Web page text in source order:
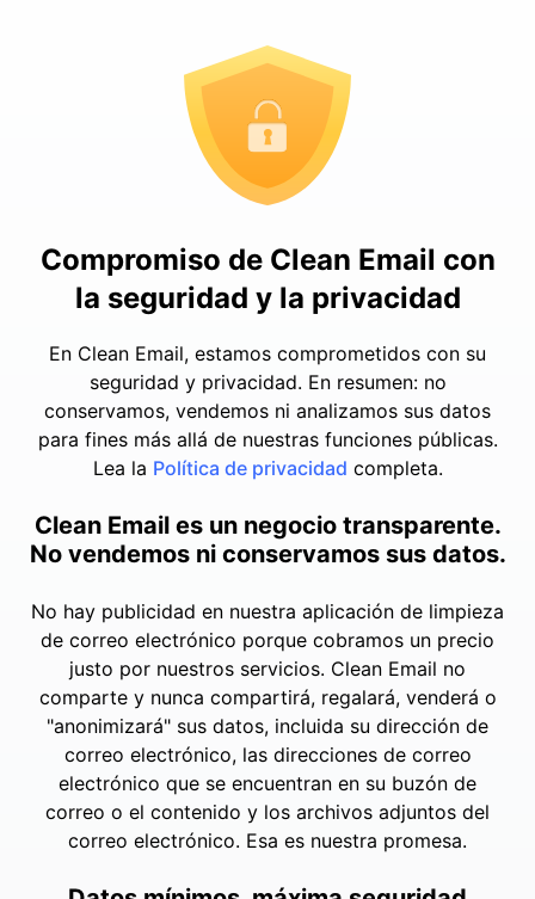
Compromiso de Clean Email con
la seguridad y la privacidad
En Clean Email, estamos comprometidos con su
seguridad y privacidad. En resumen: no
conservamos, vendemos ni analizamos sus datos
para fines más allá de nuestras funciones públicas.
Lea la Política de privacidad completa.
Clean Email es un negocio transparente.
No vendemos ni conservamos sus datos.
No hay publicidad en nuestra aplicación de limpieza
de correo electrónico porque cobramos un precio
justo por nuestros servicios. Clean Email no
comparte y nunca compartirá, regalará, venderá o
"anonimizará" sus datos, incluida su dirección de
correo electrónico, las direcciones de correo
electrónico que se encuentran en su buzón de
correo o el contenido y los archivos adjuntos del
correo electrónico. Esa es nuestra promesa.